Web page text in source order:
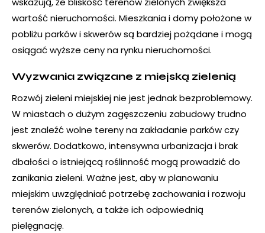
wartość nieruchomości. Mieszkania i domy położone w
pobliżu parków i skwerów są bardziej pożądane i mogą
osiągać wyższe ceny na rynku nieruchomości.
Wyzwania związane z miejską zielenią
Rozwój zieleni miejskiej nie jest jednak bezproblemowy.
W miastach o dużym zagęszczeniu zabudowy trudno
jest znaleźć wolne tereny na zakładanie parków czy
skwerów. Dodatkowo, intensywna urbanizacja i brak
dbałości o istniejącą roślinność mogą prowadzić do
zanikania zieleni. Ważne jest, aby w planowaniu
miejskim uwzględniać potrzebę zachowania i rozwoju
terenów zielonych, a także ich odpowiednią
pielęgnację.